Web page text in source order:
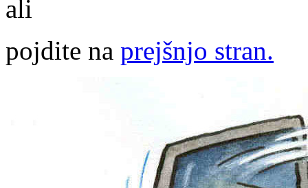
ali
pojdite na prejšnjo stran.